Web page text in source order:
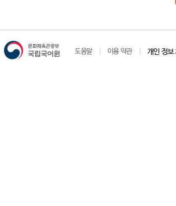
도움말 이용 약관 개인 정보